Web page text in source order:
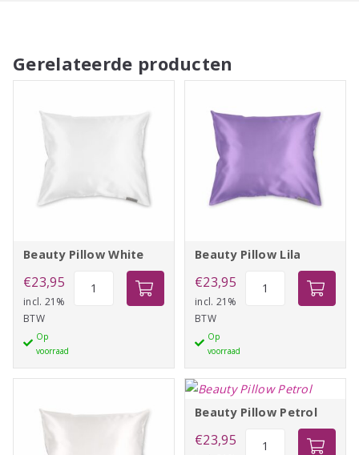
Gerelateerde producten
Beauty Pillow White
€23,95
incl. 21%
BTW
Op
voorraad
Beauty Pillow Lila
€23,95
incl. 21%
BTW
Op
voorraad
Beauty Pillow Petrol
€23,95